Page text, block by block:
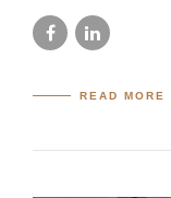
READ MORE